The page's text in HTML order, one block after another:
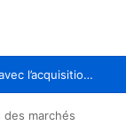
Sia accélère son expansion en Australie avec l’acquisition de Seven Consulting
marchés